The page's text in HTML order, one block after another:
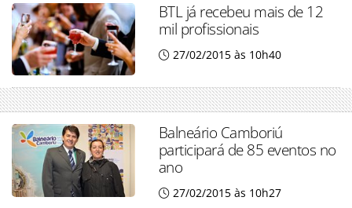
BTL já recebeu mais de 12
mil profissionais
27/02/2015 às 10h40
Balneário Camboriú
participará de 85 eventos no
ano
27/02/2015 às 10h27